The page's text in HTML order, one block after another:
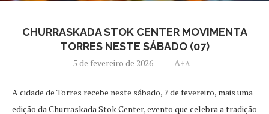
CHURRASKADA STOK CENTER MOVIMENTA
TORRES NESTE SÁBADO (07)
5 de fevereiro de 2026 A+A-
A cidade de Torres recebe neste sábado, 7 de fevereiro, mais uma
edição da Churraskada Stok Center, evento que celebra a tradição